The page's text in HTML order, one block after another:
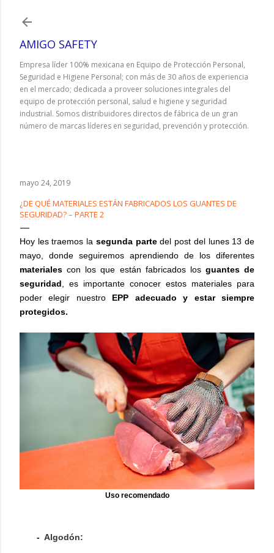
AMIGO SAFETY
Empresa líder 100% mexicana en Equipo de Protección Personal,
Seguridad e Higiene Personal; con más de 30 años de experiencia
en el mercado; dedicada a proveer soluciones integrales del
equipo de protección personal, salud e higiene y seguridad
industrial. Somos distribuidores directos de fábrica de un gran
número de marcas líderes en seguridad, prevención y protección.
mayo 24, 2019
¿DE QUÉ MATERIALES ESTÁN FABRICADOS LOS GUANTES DE
SEGURIDAD? – PARTE 2
Hoy les traemos la segunda partedel post del lunes 13 de
mayo, donde seguiremos aprendiendo de los diferentes
materiales con los que están fabricados los guantes de
seguridad , es importante conocer estos materiales para
poder elegir nuestro EPP adecuado y estar siempre
protegidos.
Uso recomendado
- Algodón: